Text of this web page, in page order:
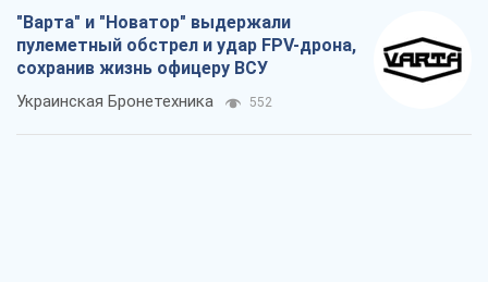
"Варта" и "Новатор" выдержали
пулеметный обстрел и удар FPV-дрона,
сохранив жизнь офицеру ВСУ
Украинская Бронетехника 552